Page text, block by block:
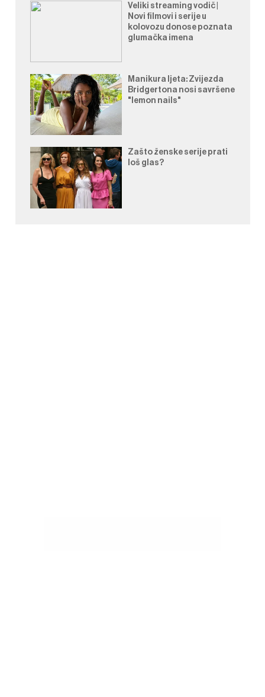
Veliki streaming vodič |
Novi filmovi i serije u
kolovozu donose poznata
glumačka imena
Manikura ljeta: Zvijezda
Bridgertona nosi savršene
"lemon nails"
Zašto ženske serije prati
loš glas?